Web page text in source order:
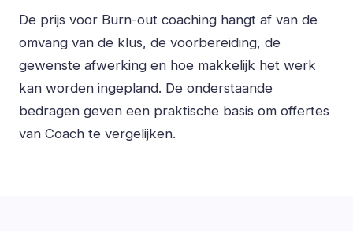
De prijs voor Burn-out coaching hangt af van de
omvang van de klus, de voorbereiding, de
gewenste afwerking en hoe makkelijk het werk
kan worden ingepland. De onderstaande
bedragen geven een praktische basis om offertes
van Coach te vergelijken.